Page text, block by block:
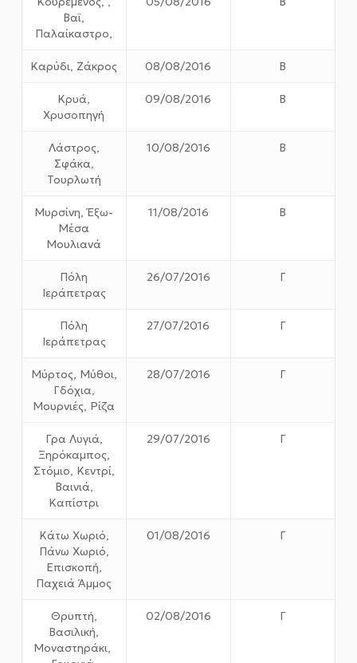
Βαϊ,
Παλαίκαστρο,
Καρύδι, Ζάκρος 08/08/2016 Β
Κρυά,
Χρυσοπηγή
09/08/2016 Β
Λάστρος,
Σφάκα,
Τουρλωτή
10/08/2016 Β
Μυρσίνη, Έξω-
Μέσα
Μουλιανά
11/08/2016 Β
Πόλη
Ιεράπετρας
26/07/2016 Γ
Πόλη
Ιεράπετρας
27/07/2016 Γ
Μύρτος, Μύθοι,
Γδόχια,
Μουρνιές, Ρίζα
28/07/2016 Γ
Γρα Λυγιά,
Ξηρόκαμπος,
Στόμιο, Κεντρί,
Βαινιά,
Καπίστρι
29/07/2016 Γ
Κάτω Χωριό,
Πάνω Χωριό,
Επισκοπή,
Παχειά Άμμος
01/08/2016 Γ
Θρυπτή,
Βασιλική,
Μοναστηράκι,
02/08/2016 Γ